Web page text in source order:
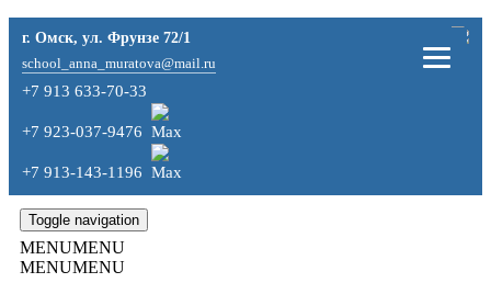
г. Омск, ул. Фрунзе 72/1
school_anna_muratova@mail.ru
+7 913 633-70-33
+7 923-037-9476
+7 913-143-1196
Toggle navigation
MENUMENU
MENUMENU